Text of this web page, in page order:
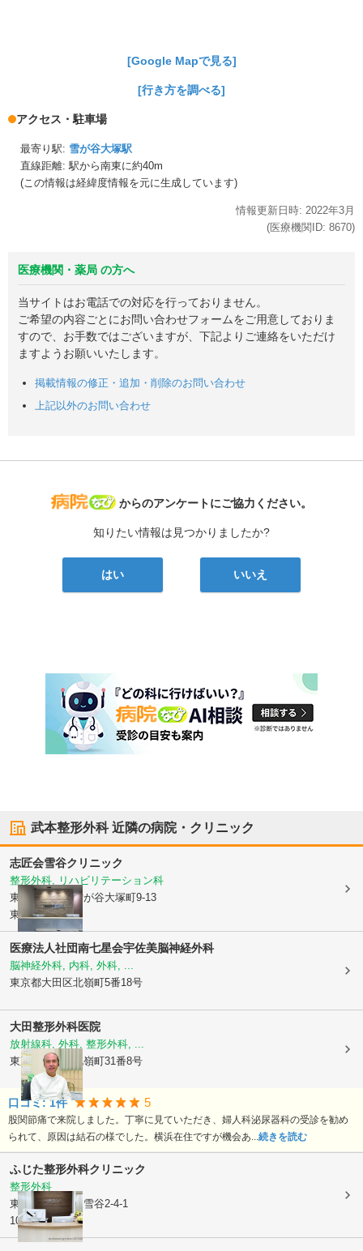
[Google Mapで見る]
[行き方を調べる]
アクセス・駐車場
最寄り駅: 雪が谷大塚駅
直線距離: 駅から南東に約40m
(この情報は経緯度情報を元に生成しています)
情報更新日時: 2022年3月
(医療機関ID: 8670)
医療機関・薬局 の方へ
当サイトはお電話での対応を行っておりません。
ご希望の内容ごとにお問い合わせフォームをご用意しておりま
すので、お手数ではございますが、下記よりご連絡をいただけ
ますようお願いいたします。
掲載情報の修正・追加・削除のお問い合わせ
上記以外のお問い合わせ
病院なび
からのアンケートにご協力ください。
知りたい情報は見つかりましたか?
はい いいえ
武本整形外科近隣の病院・クリニック
志匠会雪谷クリニック
整形外科, リハビリテーション科
東京都大田区雪が谷大塚町9-13
東急ストア2F
医療法人社団南七星会宇佐美脳神経外科
脳神経外科, 内科, 外科, ...
東京都大田区北嶺町5番18号
大田整形外科医院
放射線科, 外科, 整形外科, ...
東京都大田区
北嶺町31番8号
口コミ: 1件 5
股関節痛で来院しました。丁寧に見ていただき、婦人科泌尿器科の受診を勧め
られて、原因は結石の様でした。横浜在住ですが機会あ...続きを読む
ふじた整形外科クリニック
整形外科
東京都大田区
東雪谷2-4-1
101